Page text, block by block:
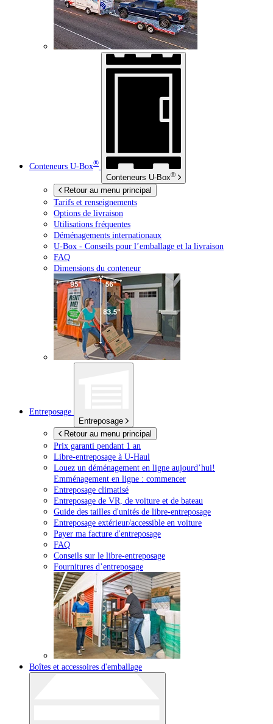
Conteneurs U-Box®
Conteneurs U-Box®
Retour au menu principal
Tarifs et renseignements
Options de livraison
Utilisations fréquentes
Déménagements internationaux
U-Box - Conseils pour l’emballage et la livraison
FAQ
Dimensions du conteneur
Entreposage
Entreposage
Retour au menu principal
Prix garanti pendant 1 an
Libre-entreposage à U-Haul
Louez un déménagement en ligne aujourd’hui!
Emménagement en ligne : commencer
Entreposage climatisé
Entreposage de VR, de voiture et de bateau
Guide des tailles d'unités de libre-entreposage
Entreposage extérieur/accessible en voiture
Payer ma facture d'entreposage
FAQ
Conseils sur le libre-entreposage
Fournitures d’entreposage
Boîtes et accessoires d'emballage